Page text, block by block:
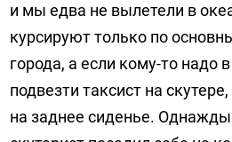
и мы едва не вылетели в
курсируют только по
города, а если кому-то надо
подвезти таксист на
на заднее сиденье. Однажды